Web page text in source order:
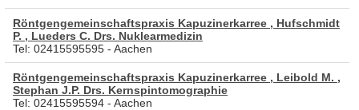
Röntgengemeinschaftspraxis Kapuzinerkarree , Hufschmidt
P. , Lueders C. Drs. Nuklearmedizin
Tel: 02415595595 - Aachen
Röntgengemeinschaftspraxis Kapuzinerkarree , Leibold M. ,
Stephan J.P. Drs. Kernspintomographie
Tel: 02415595594 - Aachen